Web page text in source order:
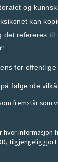
og
kan
det refereres
".
for
følgende
fremstår
informasjon